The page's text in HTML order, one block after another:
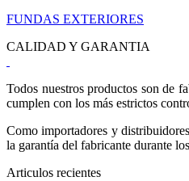
FUNDAS EXTERIORES
CALIDAD Y GARANTIA
Todos nuestros productos son de
cumplen con los más estrictos
Como importadores y
la garantía del fabricante durante
Articulos recientes